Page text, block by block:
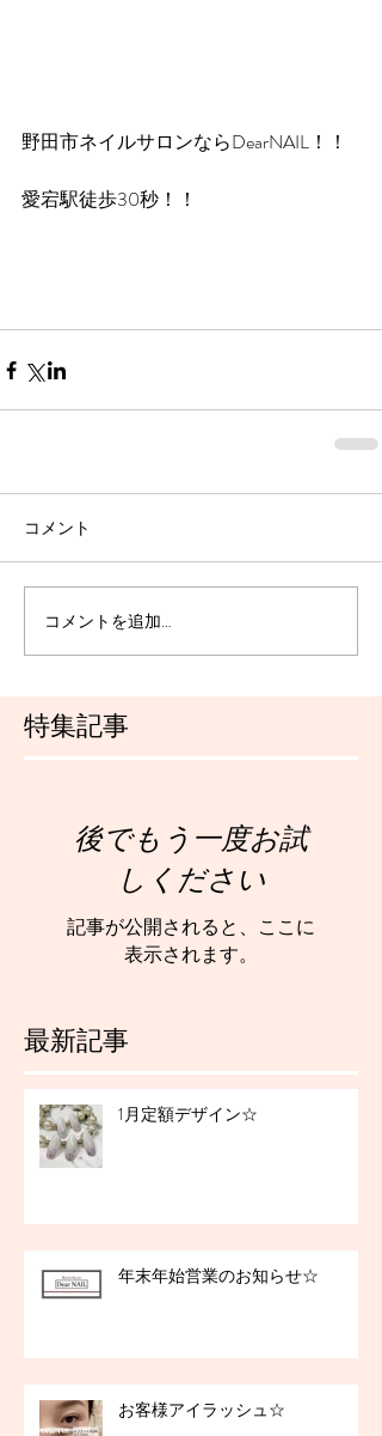
特集記事
最新記事
野田市ネイルサロンならDearNAIL！！
愛宕駅徒歩30秒！！
コメント
コメントを追加…
後でもう一度お試
しください
記事が公開されると、ここに
表示されます。
1月定額デザイン☆
年末年始営業のお知らせ☆
お客様アイラッシュ☆